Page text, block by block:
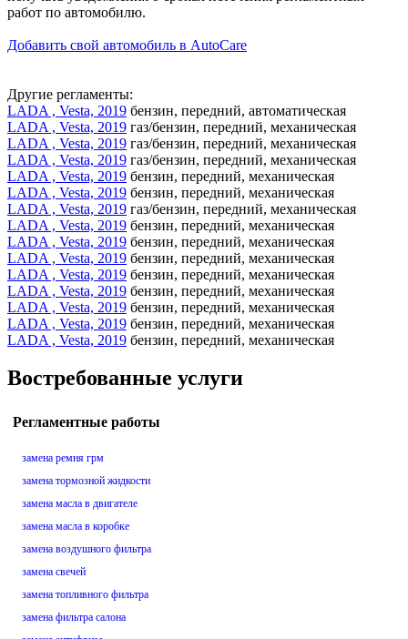
работ по автомобилю.
Добавить свой автомобиль в AutoCare
Другие регламенты:
LADA , Vesta, 2019 бензин, передний, автоматическая
LADA , Vesta, 2019 газ/бензин, передний, механическая
LADA , Vesta, 2019 газ/бензин, передний, механическая
LADA , Vesta, 2019 газ/бензин, передний, механическая
LADA , Vesta, 2019 бензин, передний, механическая
LADA , Vesta, 2019 бензин, передний, механическая
LADA , Vesta, 2019 газ/бензин, передний, механическая
LADA , Vesta, 2019 бензин, передний, механическая
LADA , Vesta, 2019 бензин, передний, механическая
LADA , Vesta, 2019 бензин, передний, механическая
LADA , Vesta, 2019 бензин, передний, механическая
LADA , Vesta, 2019 бензин, передний, механическая
LADA , Vesta, 2019 бензин, передний, механическая
LADA , Vesta, 2019 бензин, передний, механическая
LADA , Vesta, 2019 бензин, передний, механическая
Востребованные услуги
Регламентные работы
замена ремня грм
замена тормозной жидкости
замена масла в двигателе
замена масла в коробке
замена воздушного фильтра
замена свечей
замена топливного фильтра
замена фильтра салона